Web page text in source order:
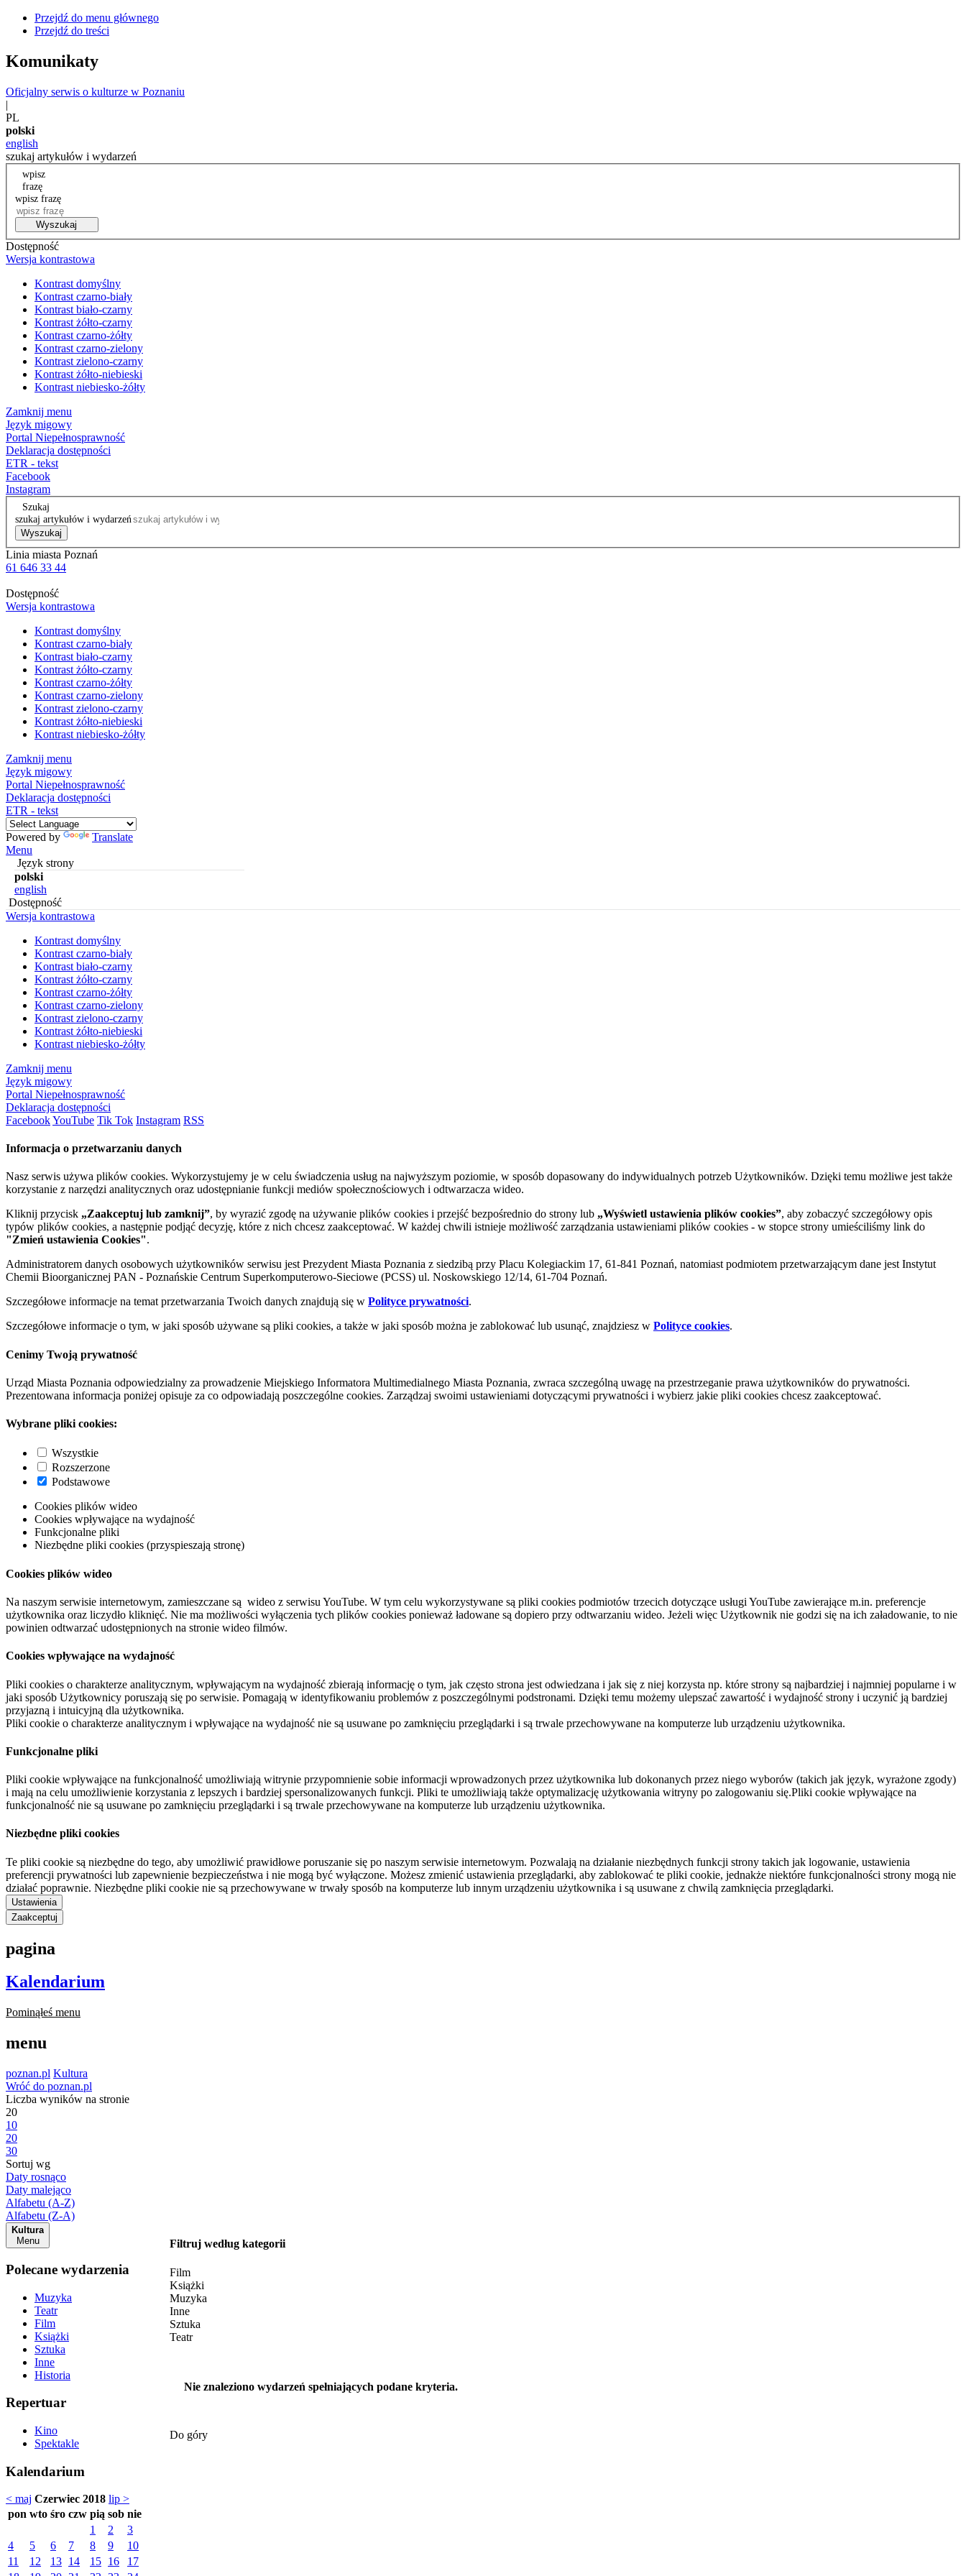
Przejdź do menu głównego
Przejdź do treści
Komunikaty
Oficjalny serwis o kulturze w Poznaniu
|
PL
polski
english
szukaj artykułów i wydarzeń
wpisz
frazę
wpisz frazę
Wyszukaj
Dostępność
Wersja kontrastowa
Kontrast domyślny
Kontrast czarno-biały
Kontrast biało-czarny
Kontrast żółto-czarny
Kontrast czarno-żółty
Kontrast czarno-zielony
Kontrast zielono-czarny
Kontrast żółto-niebieski
Kontrast niebiesko-żółty
Zamknij menu
Język migowy
Portal Niepełnosprawność
Deklaracja dostępności
ETR - tekst
Facebook
Instagram
Szukaj
szukaj artykułów i wydarzeń
Wyszukaj
Linia miasta Poznań
61 646 33 44
Dostępność
Wersja kontrastowa
Kontrast domyślny
Kontrast czarno-biały
Kontrast biało-czarny
Kontrast żółto-czarny
Kontrast czarno-żółty
Kontrast czarno-zielony
Kontrast zielono-czarny
Kontrast żółto-niebieski
Kontrast niebiesko-żółty
Zamknij menu
Język migowy
Portal Niepełnosprawność
Deklaracja dostępności
ETR - tekst
Powered by
Translate
Menu
Język strony
polski
english
Dostępność
Wersja kontrastowa
Kontrast domyślny
Kontrast czarno-biały
Kontrast biało-czarny
Kontrast żółto-czarny
Kontrast czarno-żółty
Kontrast czarno-zielony
Kontrast zielono-czarny
Kontrast żółto-niebieski
Kontrast niebiesko-żółty
Zamknij menu
Język migowy
Portal Niepełnosprawność
Deklaracja dostępności
FacebookYouTube Tik Tok Instagram RSS
Informacja o przetwarzaniu danych
Nasz serwis używa plików cookies. Wykorzystujemy je w celu świadczenia usług na najwyższym poziomie, w sposób dopasowany do indywidualnych potrzeb Użytkowników. Dzięki temu możliwe jest także
korzystanie z narzędzi analitycznych oraz udostępnianie funkcji mediów społecznościowych i odtwarzacza wideo.
Kliknij przycisk „Zaakceptuj lub zamknij”, by wyrazić zgodę na używanie plików cookies i przejść bezpośrednio do strony lub „Wyświetl ustawienia plików cookies”, aby zobaczyć szczegółowy opis
typów plików cookies, a następnie podjąć decyzję, które z nich chcesz zaakceptować. W każdej chwili istnieje możliwość zarządzania ustawieniami plików cookies - w stopce strony umieściliśmy link do
"Zmień ustawienia Cookies".
Administratorem danych osobowych użytkowników serwisu jest Prezydent Miasta Poznania z siedzibą przy Placu Kolegiackim 17, 61-841 Poznań, natomiast podmiotem przetwarzającym dane jest Instytut
Chemii Bioorganicznej PAN - Poznańskie Centrum Superkomputerowo-Sieciowe (PCSS) ul. Noskowskiego 12/14, 61-704 Poznań.
Szczegółowe informacje na temat przetwarzania Twoich danych znajdują się w Polityce prywatności.
Szczegółowe informacje o tym, w jaki sposób używane są pliki cookies, a także w jaki sposób można je zablokować lub usunąć, znajdziesz w Polityce cookies.
Cenimy Twoją prywatność
Urząd Miasta Poznania odpowiedzialny za prowadzenie Miejskiego Informatora Multimedialnego Miasta Poznania, zwraca szczególną uwagę na przestrzeganie prawa użytkowników do prywatności.
Prezentowana informacja poniżej opisuje za co odpowiadają poszczególne cookies. Zarządzaj swoimi ustawieniami dotyczącymi prywatności i wybierz jakie pliki cookies chcesz zaakceptować.
Wybrane pliki cookies:
Wszystkie
Rozszerzone
Podstawowe
Cookies plików wideo
Cookies wpływające na wydajność
Funkcjonalne pliki
Niezbędne pliki cookies (przyspieszają stronę)
Cookies plików wideo
Na naszym serwisie internetowym, zamieszczane są wideo z serwisu YouTube. W tym celu wykorzystywane są pliki cookies podmiotów trzecich dotyczące usługi YouTube zawierające m.in. preferencje
użytkownika oraz liczydło kliknięć. Nie ma możliwości wyłączenia tych plików cookies ponieważ ładowane są dopiero przy odtwarzaniu wideo. Jeżeli więc Użytkownik nie godzi się na ich załadowanie, to nie
powinien odtwarzać udostępnionych na stronie wideo filmów.
Cookies wpływające na wydajność
Pliki cookies o charakterze analitycznym, wpływającym na wydajność zbierają informację o tym, jak często strona jest odwiedzana i jak się z niej korzysta np. które strony są najbardziej i najmniej popularne i w
jaki sposób Użytkownicy poruszają się po serwisie. Pomagają w identyfikowaniu problemów z poszczególnymi podstronami. Dzięki temu możemy ulepszać zawartość i wydajność strony i uczynić ją bardziej
przyjazną i intuicyjną dla użytkownika.
Pliki cookie o charakterze analitycznym i wpływające na wydajność nie są usuwane po zamknięciu przeglądarki i są trwale przechowywane na komputerze lub urządzeniu użytkownika.
Funkcjonalne pliki
Pliki cookie wpływające na funkcjonalność umożliwiają witrynie przypomnienie sobie informacji wprowadzonych przez użytkownika lub dokonanych przez niego wyborów (takich jak język, wyrażone zgody)
i mają na celu umożliwienie korzystania z lepszych i bardziej spersonalizowanych funkcji. Pliki te umożliwiają także optymalizację użytkowania witryny po zalogowaniu się.Pliki cookie wpływające na
funkcjonalność nie są usuwane po zamknięciu przeglądarki i są trwale przechowywane na komputerze lub urządzeniu użytkownika.
Niezbędne pliki cookies
Te pliki cookie są niezbędne do tego, aby umożliwić prawidłowe poruszanie się po naszym serwisie internetowym. Pozwalają na działanie niezbędnych funkcji strony takich jak logowanie, ustawienia
preferencji prywatności lub zapewnienie bezpieczeństwa i nie mogą być wyłączone. Możesz zmienić ustawienia przeglądarki, aby zablokować te pliki cookie, jednakże niektóre funkcjonalności strony mogą nie
działać poprawnie. Niezbędne pliki cookie nie są przechowywane w trwały sposób na komputerze lub innym urządzeniu użytkownika i są usuwane z chwilą zamknięcia przeglądarki.
Ustawienia
Zaakceptuj
pagina
Kalendarium
Pominąłeś menu
menu
poznan.pl Kultura
Wróć do poznan.pl
Liczba wyników na stronie
20
10
20
30
Sortuj wg
Daty rosnąco
Daty malejąco
Alfabetu (A-Z)
Alfabetu (Z-A)
Kultura
Menu
Polecane wydarzenia
Muzyka
Teatr
Film
Książki
Sztuka
Inne
Historia
Repertuar
Kino
Spektakle
Kalendarium
< maj Czerwiec 2018 lip >
pon wto śro czw pią sob nie
1
2
3
4
5 6 7 8 9
10
11
12 13 14 15 16
17
Filtruj według kategorii
Film
Książki
Muzyka
Inne
Sztuka
Teatr
Nie znaleziono wydarzeń spełniających podane kryteria.
Do góry